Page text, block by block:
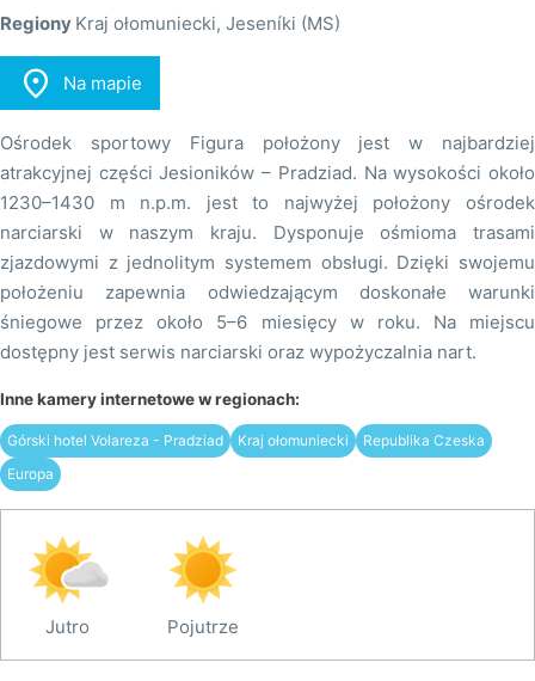
Regiony Kraj ołomuniecki, Jeseníki (MS)
 Na mapie
Ośrodek sportowy Figura położony jest w najbardziej
atrakcyjnej części Jesioników – Pradziad. Na wysokości około
1230–1430 m n.p.m. jest to najwyżej położony ośrodek
narciarski w naszym kraju. Dysponuje ośmioma trasami
zjazdowymi z jednolitym systemem obsługi. Dzięki swojemu
położeniu zapewnia odwiedzającym doskonałe warunki
śniegowe przez około 5–6 miesięcy w roku. Na miejscu
dostępny jest serwis narciarski oraz wypożyczalnia nart.
Inne kamery internetowe w regionach:
Górski hotel Volareza - Pradziad Kraj ołomuniecki
Republika Czeska
Europa
Jutro Pojutrze